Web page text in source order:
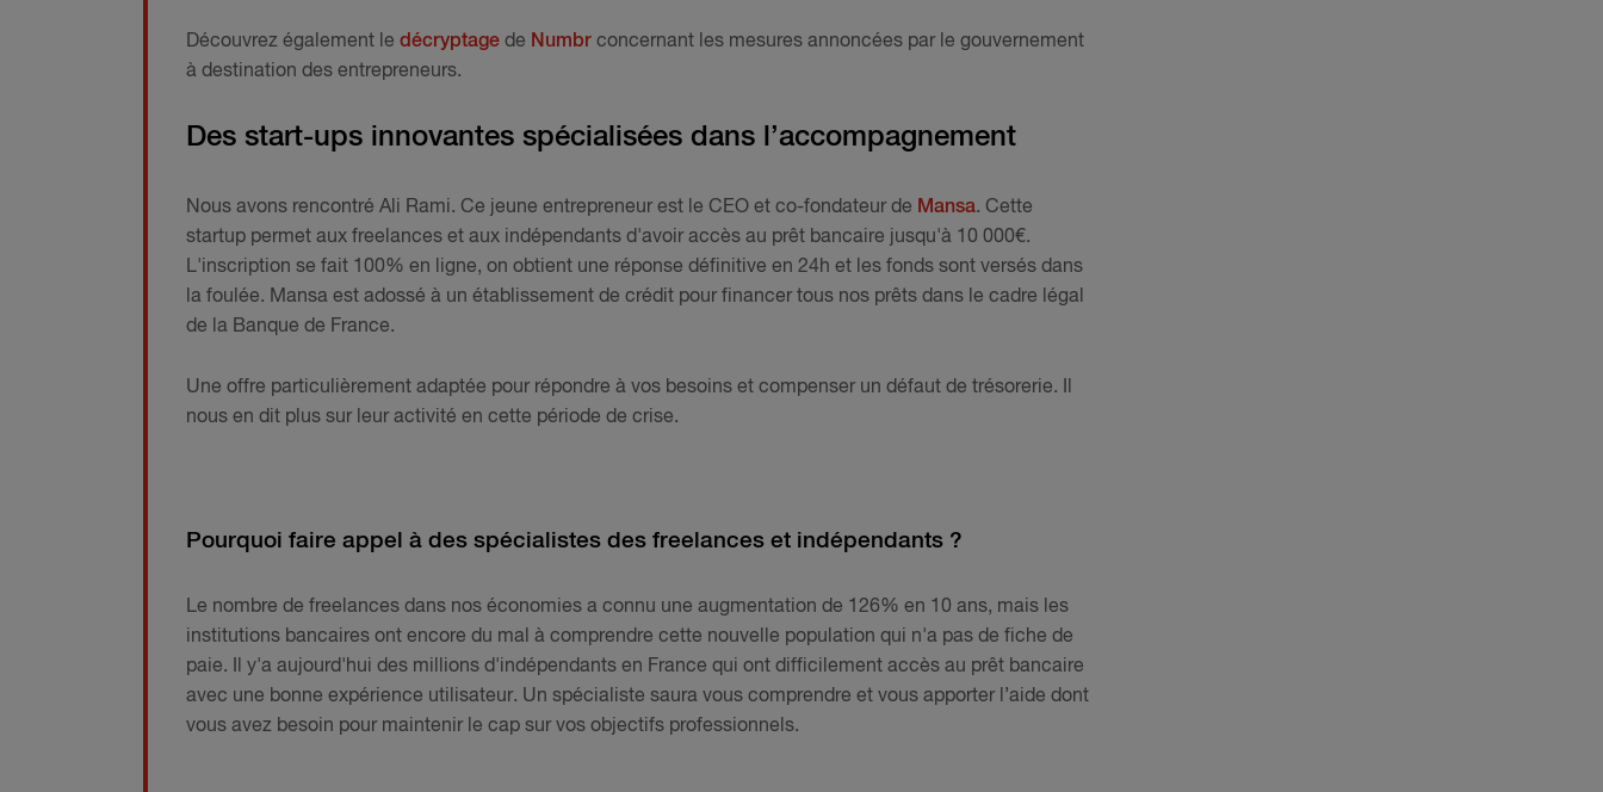
Découvrez également le décryptage de Numbr concernant les mesures annoncées par le gouvernement
à destination des entrepreneurs.
Des start-ups innovantes spécialisées dans l’accompagnement
Nous avons rencontré Ali Rami. Ce jeune entrepreneur est le CEO et co-fondateur de Mansa. Cette
startup permet aux freelances et aux indépendants d'avoir accès au prêt bancaire jusqu'à 10 000€.
L'inscription se fait 100% en ligne, on obtient une réponse définitive en 24h et les fonds sont versés dans
la foulée. Mansa est adossé à un établissement de crédit pour financer tous nos prêts dans le cadre légal
de la Banque de France.
Une offre particulièrement adaptée pour répondre à vos besoins et compenser un défaut de trésorerie. Il
nous en dit plus sur leur activité en cette période de crise.
Pourquoi faire appel à des spécialistes des freelances et indépendants ?
Le nombre de freelances dans nos économies a connu une augmentation de 126% en 10 ans, mais les
institutions bancaires ont encore du mal à comprendre cette nouvelle population qui n'a pas de fiche de
paie. Il y'a aujourd'hui des millions d'indépendants en France qui ont difficilement accès au prêt bancaire
avec une bonne expérience utilisateur. Un spécialiste saura vous comprendre et vous apporter l’aide dont
vous avez besoin pour maintenir le cap sur vos objectifs professionnels.